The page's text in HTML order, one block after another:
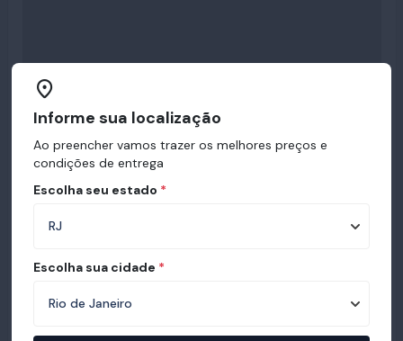
Informe sua localização
Ao preencher vamos trazer os melhores preços e
condições de entrega
Escolha seu estado *
Escolha sua cidade *